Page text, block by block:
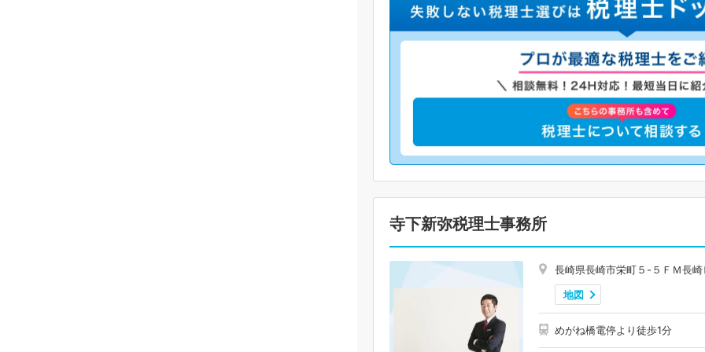
寺下新弥税理士事務所
長崎県長崎市栄町５-５ＦＭ長
地図
めがね橋電停より徒歩1分